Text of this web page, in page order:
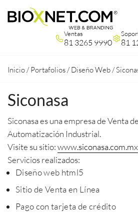
Ventas
81 3265 9990 81
Inicio /Portafolios /Diseño Web /
Siconasa
Siconasa es una empresa de Venta
Automatización Industrial.
Visite su sitio:www.siconasa.com.mx
Servicios realizados:
Diseño web html5
Sitio de Venta en Línea
Pago con tarjeta de crédito